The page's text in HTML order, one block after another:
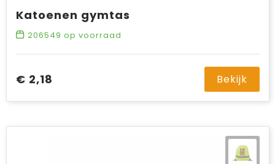
Katoenen gymtas
206549 op voorraad
€ 2,18 Bekijk